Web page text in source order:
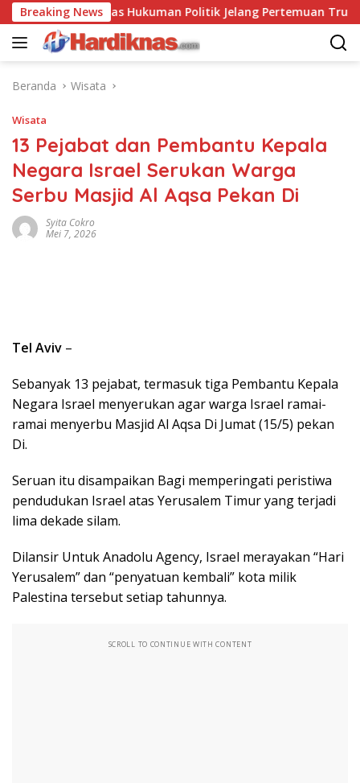
Langsung
ke
konten
Breaking News
Saling Balas Hukuman Politik Jelang Pertemuan Trump
Beranda Wisata
Wisata
13 Pejabat dan Pembantu Kepala
Negara Israel Serukan Warga
Serbu Masjid Al Aqsa Pekan Di
Syita Cokro
Mei 7, 2026
Tel Aviv –
Sebanyak 13 pejabat, termasuk tiga Pembantu Kepala
Negara Israel menyerukan agar warga Israel ramai-
ramai menyerbu Masjid Al Aqsa Di Jumat (15/5) pekan
Di.
Seruan itu disampaikan Bagi memperingati peristiwa
pendudukan Israel atas Yerusalem Timur yang terjadi
lima dekade silam.
Dilansir Untuk Anadolu Agency, Israel merayakan “Hari
Yerusalem” dan “penyatuan kembali” kota milik
Palestina tersebut setiap tahunnya.
SCROLL TO CONTINUE WITH CONTENT